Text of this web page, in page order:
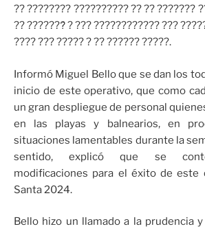
?? ???????? ?????????? ?? ?? ???????
?? ???????́ ? ??? ???????????? ???
???? ??? ????? ? ?? ?????? ?????.
Informó Miguel Bello que se dan los
inicio de este operativo, que como
un gran despliegue de personal
en las playas y balnearios, en
situaciones lamentables durante la
sentido, explicó que se
modificaciones para el éxito de este
Santa 2024.
Bello hizo un llamado a la prudencia